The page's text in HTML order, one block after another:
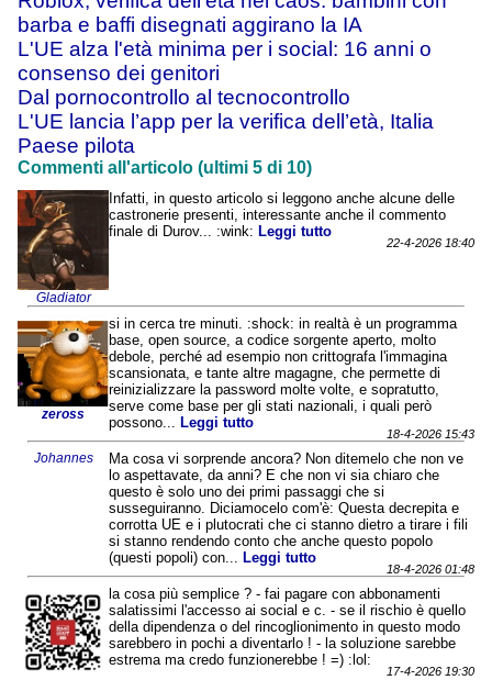
barba e baffi disegnati aggirano la IA
L'UE alza l'età minima per i social: 16 anni o
consenso dei genitori
Dal pornocontrollo al tecnocontrollo
L'UE lancia l’app per la verifica dell’età, Italia
Paese pilota
Commenti all'articolo (ultimi 5 di 10)
Gladiator
Infatti, in questo articolo si leggono anche alcune delle
castronerie presenti, interessante anche il commento
finale di Durov... :wink:Leggi tutto
22-4-2026 18:40
zeross
si in cerca tre minuti. :shock: in realtà è un programma
base, open source, a codice sorgente aperto, molto
debole, perché ad esempio non crittografa l'immagina
scansionata, e tante altre magagne, che permette di
reinizializzare la password molte volte, e sopratutto,
serve come base per gli stati nazionali, i quali però
possono...
Leggi tutto
18-4-2026 15:43
Johannes
Ma cosa vi sorprende ancora? Non ditemelo che non ve
lo aspettavate, da anni? E che non vi sia chiaro che
questo è solo uno dei primi passaggi che si
susseguiranno. Diciamocelo com'è: Questa decrepita e
corrotta UE e i plutocrati che ci stanno dietro a tirare i fili
si stanno rendendo conto che anche questo popolo
(questi popoli) con...
Leggi tutto
18-4-2026 01:48
la cosa più semplice ? - fai pagare con abbonamenti
salatissimi l'accesso ai social e c. - se il rischio è quello
della dipendenza o del rincoglionimento in questo modo
sarebbero in pochi a diventarlo ! - la soluzione sarebbe
estrema ma credo funzionerebbe ! =) :lol:
17-4-2026 19:30